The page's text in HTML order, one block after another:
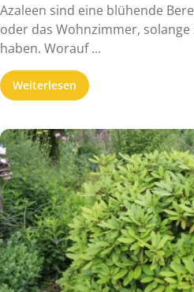
Azaleen sind eine blühende
oder das Wohnzimmer,
haben. Worauf ...
Weiterlesen